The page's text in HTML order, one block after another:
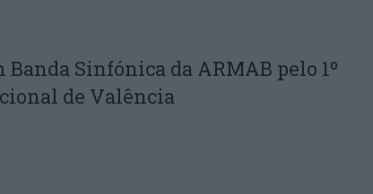
Banda Sinfónica da ARMAB pelo 1º
de Valência